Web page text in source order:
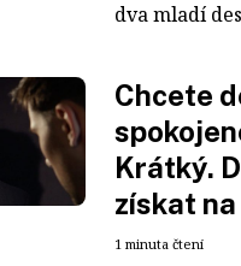
dva mladí
Chcete
Krátký.
získat
1 minuta čtení